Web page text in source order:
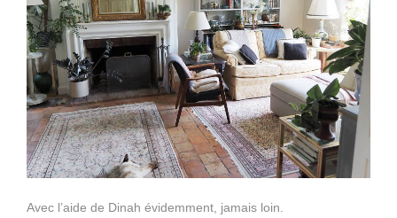
Avec l’aide de Dinah évidemment, jamais loin.